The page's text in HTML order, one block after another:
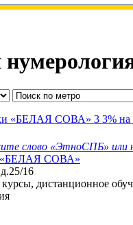
3 3% на
слово «ЭтноСПБ» или
«БЕЛАЯ СОВА»
16
дистанционное